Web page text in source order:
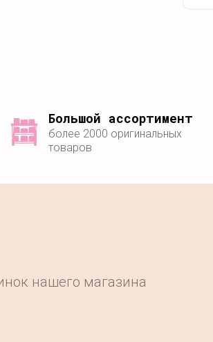
Большой ассортимент
более 2000 оригинальных
товаров
нашего магазина